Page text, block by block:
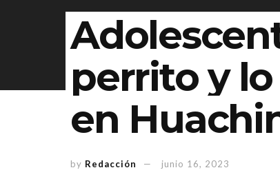
perrito y
en
by Redacción junio 16, 2023